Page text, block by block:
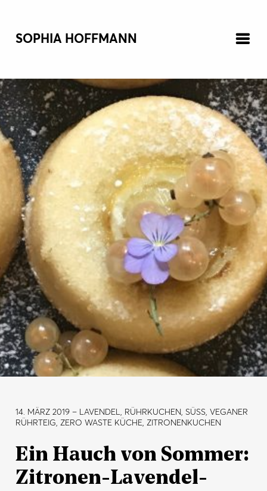
SOPHIA HOFFMANN
14. MÄRZ 2019– LAVENDEL, RÜHRKUCHEN, SÜSS, VEGANER R
ÜHRTEIG, ZERO WASTE KÜCHE, ZITRONENKUCHEN
Ein Hauch von Sommer:
Zitronen-Lavendel-